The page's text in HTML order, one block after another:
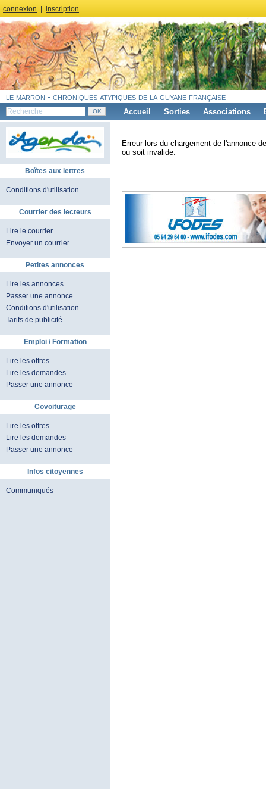
connexion inscription
le marron - chroniques atypiques de la guyane française
Accueil Sorties Associations
Boîtes aux lettres
Conditions d'utilisation
Courrier des lecteurs
Lire le courrier
Envoyer un courrier
Petites annonces
Lire les annonces
Passer une annonce
Conditions d'utilisation
Tarifs de publicité
Emploi / Formation
Lire les offres
Lire les demandes
Passer une annonce
Covoiturage
Lire les offres
Lire les demandes
Passer une annonce
Infos citoyennes
Communiqués
Erreur lors du chargement de l'annonce
ou soit invalide.